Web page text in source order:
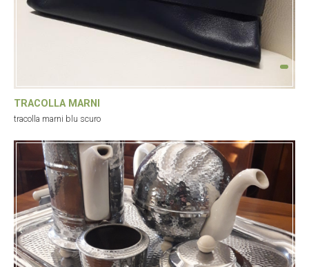
TRACOLLA MARNI
tracolla marni blu scuro